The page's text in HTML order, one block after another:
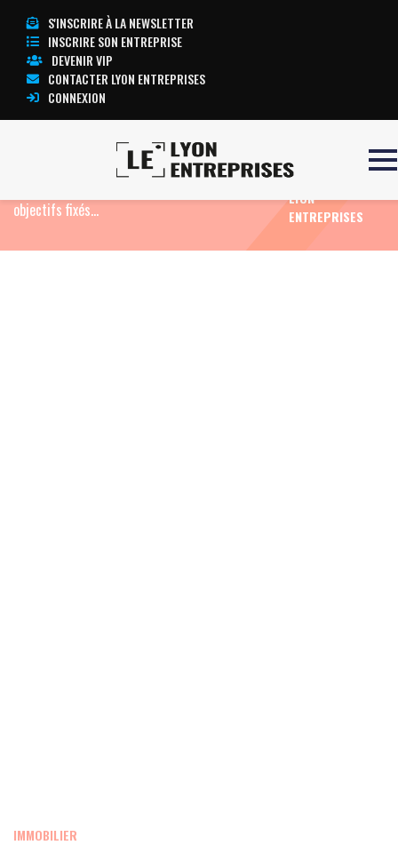
S'INSCRIRE À LA NEWSLETTER
INSCRIRE SON ENTREPRISE
DEVENIR VIP
CONTACTER LYON ENTREPRISES
CONNEXION
Logements « abordables »
objectifs fixés…
TOUTE
L’ACTUALITÉ
LYON
ENTREPRISES
IMMOBILIER